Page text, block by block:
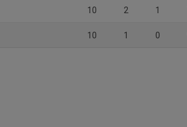
10 2 1
10 1 0